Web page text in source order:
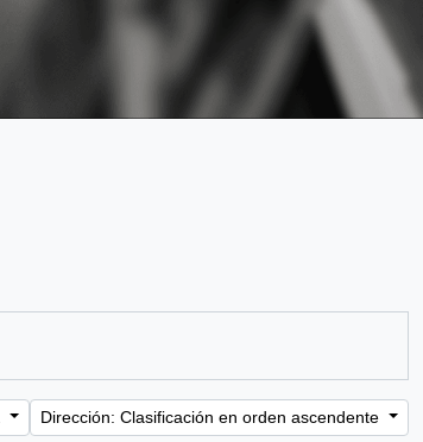
Dirección: Clasificación en orden ascendente